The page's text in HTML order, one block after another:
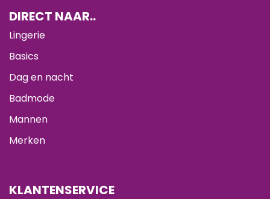
DIRECT NAAR..
Lingerie
Basics
Dag en nacht
Badmode
Mannen
Merken
KLANTENSERVICE